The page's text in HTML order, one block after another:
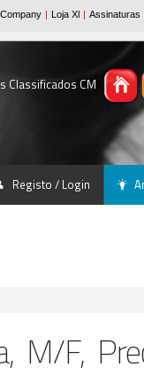
Classificados CM
Registo / Login
M/F,